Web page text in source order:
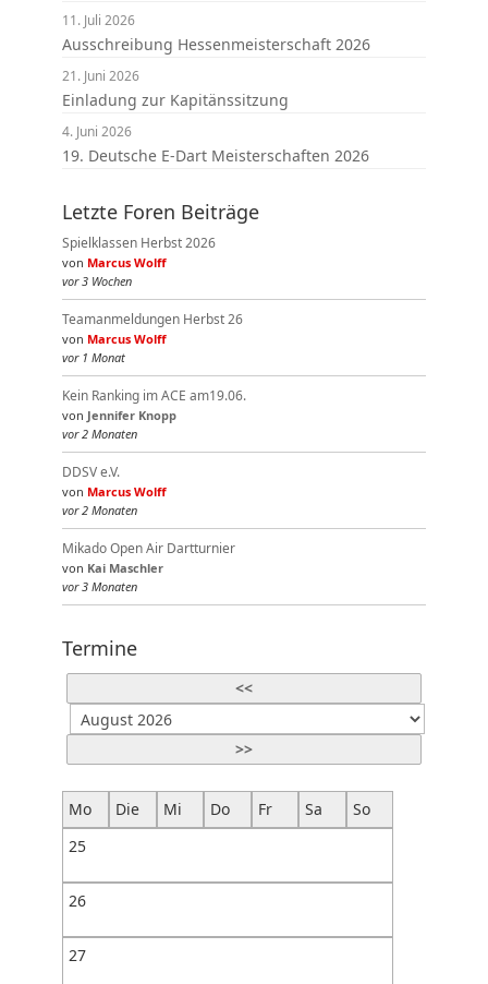
Ausschreibung Hessenmeisterschaft 2026
11. Juli 2026
Einladung zur Kapitänssitzung
21. Juni 2026
19. Deutsche E-Dart Meisterschaften 2026
4. Juni 2026
Letzte Foren Beiträge
Spielklassen Herbst 2026
von Marcus Wolff
vor 3 Wochen
Teamanmeldungen Herbst 26
von Marcus Wolff
vor 1 Monat
Kein Ranking im ACE am19.06.
von Jennifer Knopp
vor 2 Monaten
DDSV e.V.
von Marcus Wolff
vor 2 Monaten
Mikado Open Air Dartturnier
von Kai Maschler
vor 3 Monaten
Termine
<<
>>
Mo Die Mi Do Fr Sa
So
25
26
27